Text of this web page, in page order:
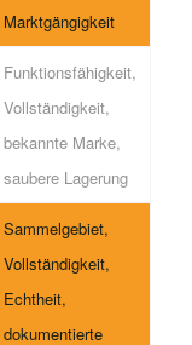
Marktgängigkeit
Funktionsfähigkeit,
Vollständigkeit,
bekannte Marke,
saubere Lagerung
Sammelgebiet,
Vollständigkeit,
Echtheit,
dokumentierte